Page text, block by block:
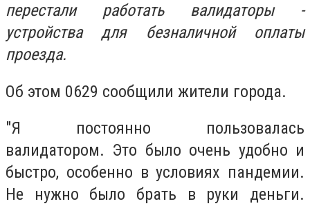
перестали работать валидаторы -
устройства для безналичной оплаты
проезда.
Об этом 0629 сообщили жители города.
"Я постоянно пользовалась
валидатором. Это было очень удобно и
быстро, особенно в условиях пандемии.
Не нужно было брать в руки деньги.